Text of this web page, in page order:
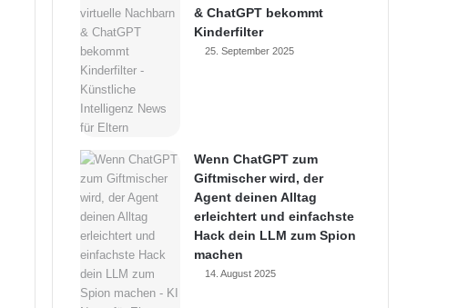
& ChatGPT bekommt
Kinderfilter
25. September 2025
Wenn ChatGPT zum
Giftmischer wird, der
Agent deinen Alltag
erleichtert und einfachste
Hack dein LLM zum Spion
machen
14. August 2025